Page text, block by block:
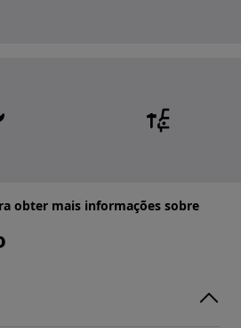
obter mais informações sobre